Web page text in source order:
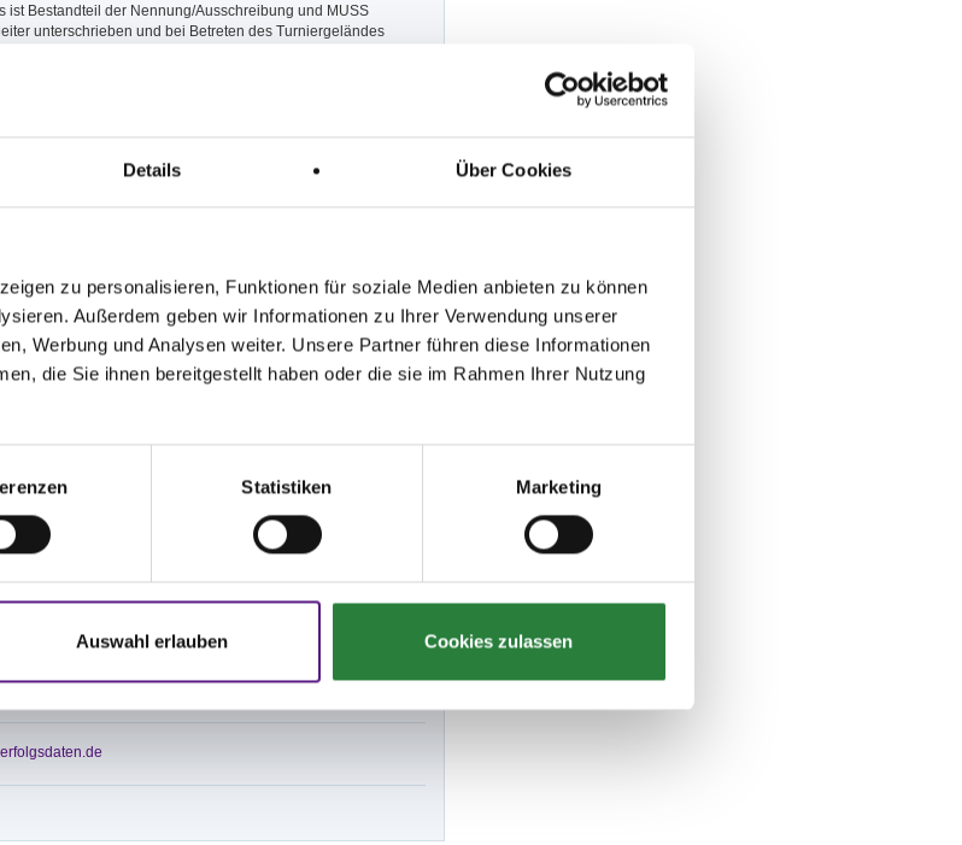
Details Über Cookies
zu personalisieren, Funktionen für soziale Medien anbieten zu können
Außerdem geben wir Informationen zu Ihrer Verwendung unserer
Werbung und Analysen weiter. Unsere Partner führen diese Informationen
die Sie ihnen bereitgestellt haben oder die sie im Rahmen Ihrer Nutzung
Statistiken Marketing
Auswahl erlauben Cookies zulassen
ist Bestandteil der Nennung/Ausschreibung und MUSS
unterschrieben und bei Betreten des Turniergeländes
nicht zum Team des Turnierveranstalters gehören, sind auf
nur am Prüfungstag anwesend sein, an dem das Pferd/ die
eingesetzten Ordner ist uneingeschränkt zu folgen. Bei
Turnierausschluß!
haben ausschließlich Personen ohne Krankheitssymptome,
typisch sind.
Reiter/Pfleger bzw. Betreuer das Turniergelände zügig
Ein unnützes Verweilen auf dem Turniergelände ist nicht
ist verboten.
ausgestattet: